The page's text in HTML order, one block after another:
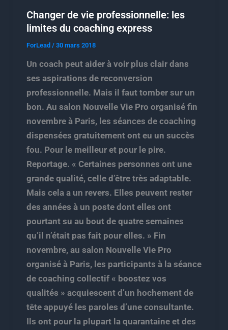
Changer de vie professionnelle: les
limites du coaching express
ForLead / 30 mars 2018
Un coach peut aider à voir plus clair dans
ses aspirations de reconversion
professionnelle. Mais il faut tomber sur un
bon. Au salon Nouvelle Vie Pro organisé fin
novembre à Paris, les séances de coaching
dispensées gratuitement ont eu un succès
fou. Pour le meilleur et pour le pire.
Reportage. « Certaines personnes ont une
grande qualité, celle d’être très adaptable.
Mais cela a un revers. Elles peuvent rester
des années à un poste dont elles ont
pourtant su au bout de quatre semaines
qu’il n’était pas fait pour elles. » Fin
novembre, au salon Nouvelle Vie Pro
organisé à Paris, les participants à la séance
de coaching collectif « boostez vos
qualités » acquiescent d’un hochement de
tête appuyé les paroles d’une consultante.
Ils ont pour la plupart la quarantaine et des